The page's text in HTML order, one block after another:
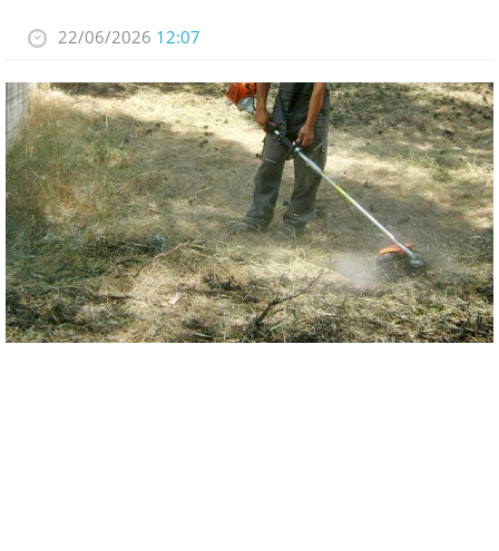
22/06/2026 12:07